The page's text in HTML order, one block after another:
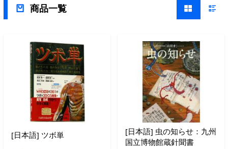
商品一覧
[日本語] ツボ単
[日本語] 虫の知らせ：九州
国立博物館蔵針聞書